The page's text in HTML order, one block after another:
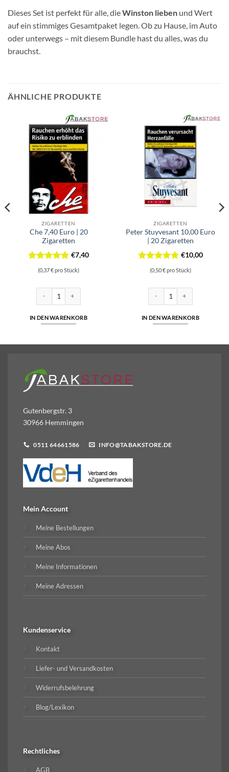
Dieses Set ist perfekt für alle, dieWinston lieben und Wert
auf ein stimmiges Gesamtpaket legen. Ob zu Hause, im Auto
oder unterwegs – mit diesem Bundle hast du alles, was du
brauchst.
ÄHNLICHE PRODUKTE
ZIGARETTEN
Che 7,40 Euro | 20
Zigaretten
Bewertet
mit5
von
€7,40
(0,37 € pro Stück)
IN DEN WARENKORB
ZIGARETTEN
Peter Stuyvesant 10,00 Euro
| 20 Zigaretten
Bewertet
mit 5
von
€10,00
(0,50 € pro Stück)
IN DEN WARENKORB
Gutenbergstr. 3
30966 Hemmingen
0511 64661586 INFO@TABAKSTORE.DE
Mein Account
Meine Bestellungen
Meine Abos
Meine Informationen
Meine Adressen
Kundenservice
Kontakt
Liefer- und Versandkosten
Widerrufsbelehrung
Blog/Lexikon
Rechtliches
AGB